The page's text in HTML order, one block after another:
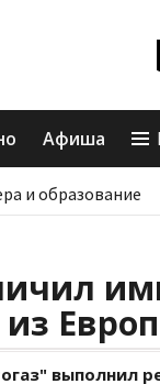
Афиша
и образование
из
выполнил